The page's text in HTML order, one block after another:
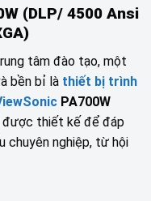
(DLP/ 4500 Ansi
tâm đào tạo, một
bền bỉ là thiết bị trình
PA700W
được thiết kế để đáp
chuyên nghiệp, từ hội